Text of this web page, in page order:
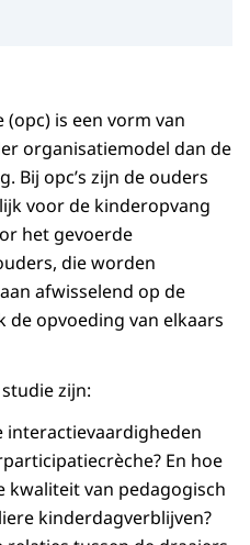
is een vorm van
organisatiemodel dan de
Bij opc’s zijn de ouders
voor de kinderopvang
het gevoerde
die worden
afwisselend op de
de opvoeding van elkaars
zijn:
interactievaardigheden
En hoe
kwaliteit van pedagogisch
kinderdagverblijven?